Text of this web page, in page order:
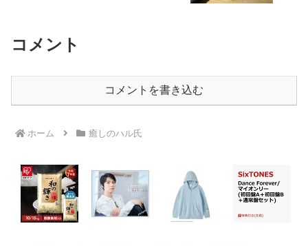
コメント
コメントを書き込む
ホーム 癒しのハル氏